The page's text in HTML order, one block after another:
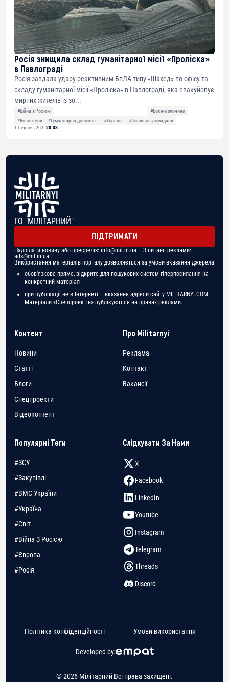
Росія знищила склад гуманітарної місії «Проліска»
в Павлограді
Росія завдала удару реактивним БпЛА типу «Шахед» по офісу та
складу гуманітарної місії «Проліска» в Павлограді, яка евакуйовує
мирних жителів із зо...
#Війна з Росією
#Воєнні злочини
#Волонтери
#Гуманітарна допомога #Україна
#Цивільні громадяни
1 Серпня, 202620:33
ГО "МІЛІТАРНИЙ"
ПІДТРИМАТИ
Надіслати новину або пресреліз: info@mil.in.ua | З питань реклами:
ads@mil.in.ua
Використання матеріалів порталу дозволяється за умови вказання джерела
обов'язкове пряме, відкрите для пошукових систем гіперпосилання на
конкретний матеріал
при публікації не в Інтернеті – вказання адреси сайту MILITARNYI.COM.
Матеріали «Спецпроектів» публікуються на правах реклами.
Контент
Новини
Статті
Блоги
Спецпроекти
Відеоконтент
Про Militarnyi
Реклама
Контакт
Вакансії
Популярні Теги
#ЗСУ
#Закупівлі
#ВМС України
#Україна
#Світ
#Війна З Росією
#Європа
#Росія
Слідкувати За Нами
X
Facebook
LinkedIn
Youtube
Instagram
Telegram
Threads
Discord
© 2026 Мілітарний Всі права захищені.
Developed by:
Політика конфіденційності Умови використання